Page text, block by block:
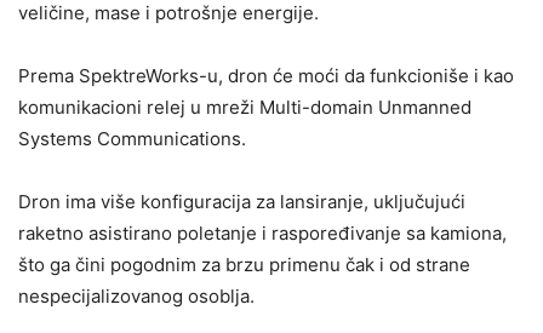
veličine, mase i potrošnje energije.
Prema SpektreWorks-u, dron će moći da funkcioniše i kao
komunikacioni relej u mreži Multi-domain Unmanned
Systems Communications.
Dron ima više konfiguracija za lansiranje, uključujući
raketno asistirano poletanje i raspoređivanje sa kamiona,
što ga čini pogodnim za brzu primenu čak i od strane
nespecijalizovanog osoblja.